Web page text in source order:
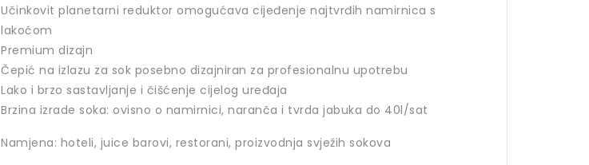
Učinkovit planetarni reduktor omogućava cijeđenje najtvrđih namirnica s
lakoćom
Premium dizajn
Čepić na izlazu za sok posebno dizajniran za profesionalnu upotrebu
Lako i brzo sastavljanje i čišćenje cijelog uređaja
Brzina izrade soka: ovisno o namirnici, naranča i tvrda jabuka do 40l/sat
Namjena: hoteli, juice barovi, restorani, proizvodnja svježih sokova